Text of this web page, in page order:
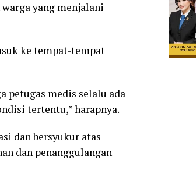
yang menjalani
ke tempat-tempat
petugas medis selalu ada
tertentu,” harapnya.
dan bersyukur atas
dan penanggulangan